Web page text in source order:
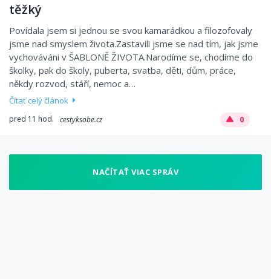
těžký
Povídala jsem si jednou se svou kamarádkou a filozofovaly
jsme nad smyslem života.Zastavili jsme se nad tím, jak jsme
vychováváni v ŠABLONĚ ŽIVOTA.Narodíme se, chodíme do
školky, pak do školy, puberta, svatba, děti, dům, práce,
někdy rozvod, stáří, nemoc a…
Čítať celý článok
pred 11 hod. cestyksobe.cz 0
NAČÍTAŤ VIAC SPRÁV